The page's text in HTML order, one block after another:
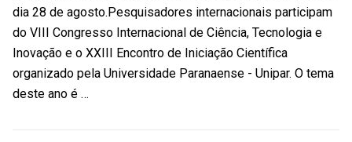
dia 28 de agosto.Pesquisadores internacionais participam
do VIII Congresso Internacional de Ciência, Tecnologia e
Inovação e o XXIII Encontro de Iniciação Científica
organizado pela Universidade Paranaense - Unipar. O tema
deste ano é …